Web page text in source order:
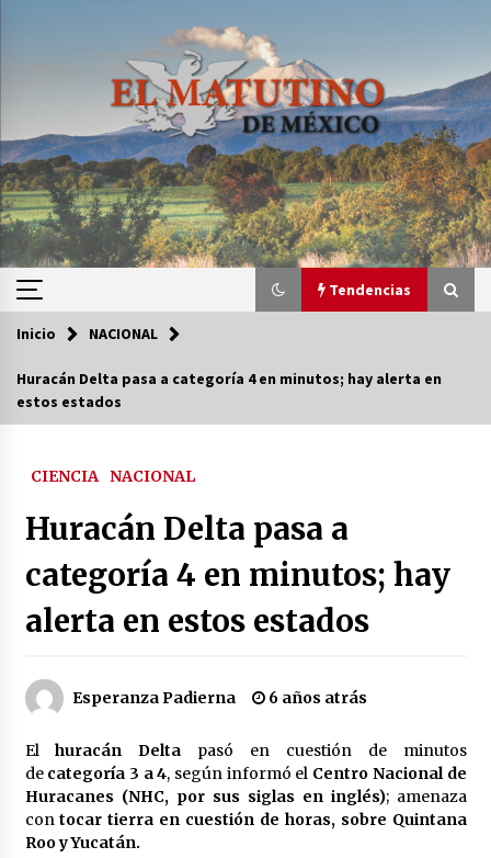
Tendencias
Tendencias
Héctor Díaz-Polanco renuncia a la presidencia
de Morena en la CDMX
SMN alerta por lluvias intensas, granizo y calor
extremo en gran parte de México
3 semanas atrás
Detienen a funcionario por presunto homicidio
del periodista Josué Martínez
Inicio NACIONAL
Huracán Delta pasa a categoría 4 en minutos; hay alerta en
estos estados
CIENCIA NACIONAL
Huracán Delta pasa a
categoría 4 en minutos; hay
alerta en estos estados
Esperanza Padierna 6 años atrás
Elhuracán Delta pasó en cuestión de minutos
de categoría 3 a 4, según informó el Centro Nacional de
Huracanes (NHC, por sus siglas en inglés); amenaza
contocar tierra en cuestión de horas, sobre Quintana
Roo y Yucatán.